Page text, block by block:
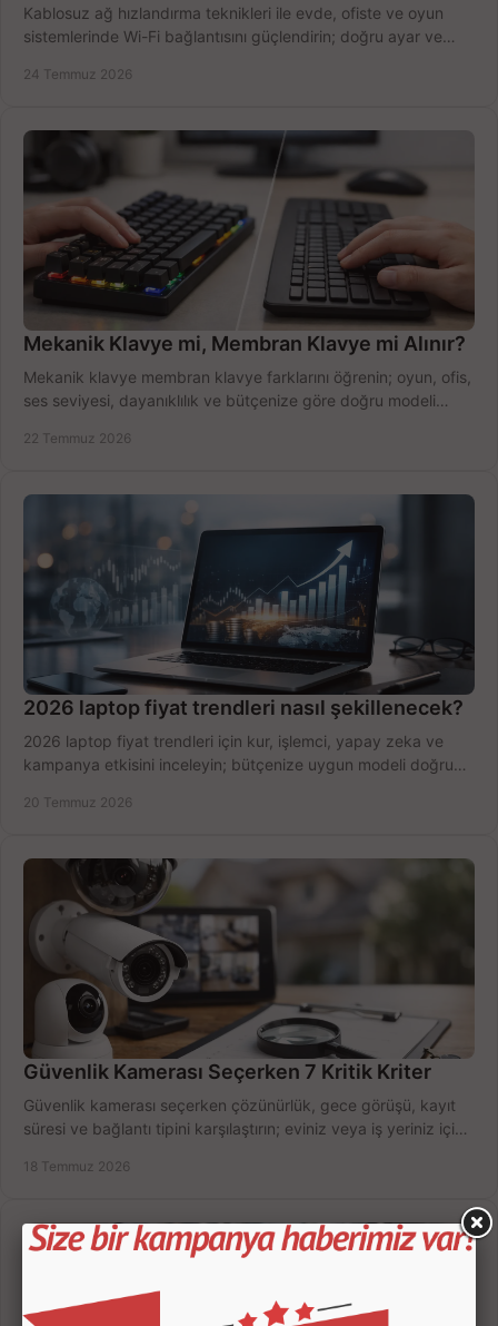
Kablosuz ağ hızlandırma teknikleri ile evde, ofiste ve oyun
sistemlerinde Wi-Fi bağlantısını güçlendirin; doğru ayar ve
24 Temmuz 2026
Mekanik Klavye mi, Membran Klavye mi Alınır?
Mekanik klavye membran klavye farklarını öğrenin; oyun, ofis,
ses seviyesi, dayanıklılık ve bütçenize göre doğru modeli
22 Temmuz 2026
2026 laptop fiyat trendleri nasıl şekillenecek?
2026 laptop fiyat trendleri için kur, işlemci, yapay zeka ve
kampanya etkisini inceleyin; bütçenize uygun modeli doğru
20 Temmuz 2026
Güvenlik Kamerası Seçerken 7 Kritik Kriter
Güvenlik kamerası seçerken çözünürlük, gece görüşü, kayıt
süresi ve bağlantı tipini karşılaştırın; eviniz veya iş yeriniz için
18 Temmuz 2026